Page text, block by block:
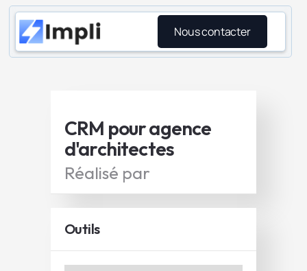
Nous contacter
CRM pour agence
d'architectes
Réalisé par
Outils